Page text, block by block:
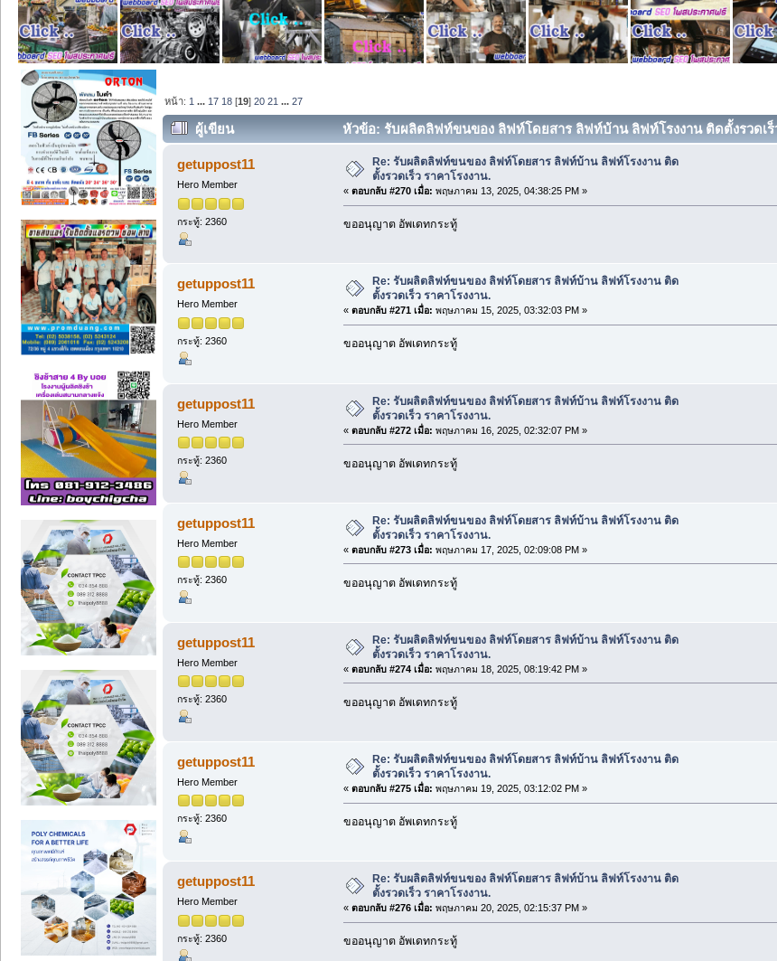
หน้า: 1 ... 17 18 [19]20 21 ...27
ผู้เขียน หัวข้อ: รับผลิตลิฟท์ขนของ ลิฟท์โดยสาร ลิฟท์บ้าน ลิฟท์โรงงาน ติดตั้งรวดเร็
getuppost11
Hero Member
กระทู้: 2360
Re: รับผลิตลิฟท์ขนของ ลิฟท์โดยสาร ลิฟท์บ้าน ลิฟท์โรงงาน ติด
ตั้งรวดเร็ว ราคาโรงงาน.
« ตอบกลับ #270 เมื่อ: พฤษภาคม 13, 2025, 04:38:25 PM »
ขออนุญาต อัพเดทกระทู้
getuppost11
Hero Member
กระทู้: 2360
Re: รับผลิตลิฟท์ขนของ ลิฟท์โดยสาร ลิฟท์บ้าน ลิฟท์โรงงาน ติด
ตั้งรวดเร็ว ราคาโรงงาน.
« ตอบกลับ #271 เมื่อ: พฤษภาคม 15, 2025, 03:32:03 PM »
ขออนุญาต อัพเดทกระทู้
getuppost11
Hero Member
กระทู้: 2360
Re: รับผลิตลิฟท์ขนของ ลิฟท์โดยสาร ลิฟท์บ้าน ลิฟท์โรงงาน ติด
ตั้งรวดเร็ว ราคาโรงงาน.
« ตอบกลับ #272 เมื่อ: พฤษภาคม 16, 2025, 02:32:07 PM »
ขออนุญาต อัพเดทกระทู้
getuppost11
Hero Member
กระทู้: 2360
Re: รับผลิตลิฟท์ขนของ ลิฟท์โดยสาร ลิฟท์บ้าน ลิฟท์โรงงาน ติด
ตั้งรวดเร็ว ราคาโรงงาน.
« ตอบกลับ #273 เมื่อ: พฤษภาคม 17, 2025, 02:09:08 PM »
ขออนุญาต อัพเดทกระทู้
getuppost11
Hero Member
กระทู้: 2360
Re: รับผลิตลิฟท์ขนของ ลิฟท์โดยสาร ลิฟท์บ้าน ลิฟท์โรงงาน ติด
ตั้งรวดเร็ว ราคาโรงงาน.
« ตอบกลับ #274 เมื่อ: พฤษภาคม 18, 2025, 08:19:42 PM »
ขออนุญาต อัพเดทกระทู้
getuppost11
Hero Member
กระทู้: 2360
Re: รับผลิตลิฟท์ขนของ ลิฟท์โดยสาร ลิฟท์บ้าน ลิฟท์โรงงาน ติด
ตั้งรวดเร็ว ราคาโรงงาน.
« ตอบกลับ #275 เมื่อ: พฤษภาคม 19, 2025, 03:12:02 PM »
ขออนุญาต อัพเดทกระทู้
getuppost11
Hero Member
กระทู้: 2360
Re: รับผลิตลิฟท์ขนของ ลิฟท์โดยสาร ลิฟท์บ้าน ลิฟท์โรงงาน ติด
ตั้งรวดเร็ว ราคาโรงงาน.
« ตอบกลับ #276 เมื่อ: พฤษภาคม 20, 2025, 02:15:37 PM »
ขออนุญาต อัพเดทกระทู้